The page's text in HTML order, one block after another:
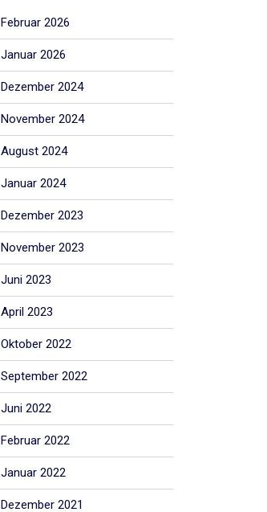
Februar 2026
Januar 2026
Dezember 2024
November 2024
August 2024
Januar 2024
Dezember 2023
November 2023
Juni 2023
April 2023
Oktober 2022
September 2022
Juni 2022
Februar 2022
Januar 2022
Dezember 2021